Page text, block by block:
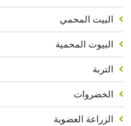
البيت المحمي
البيوت المحمية
التربة
الخضروات
الزراعة العضوية